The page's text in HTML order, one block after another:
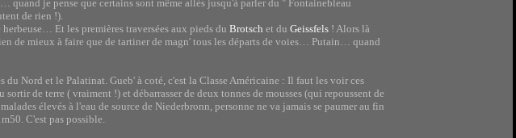
quand je pense que certains sont même allés jusqu'à parler du " Fontainebleau
de rien !).
Et les premières traversées aux pieds du Brotsch et du Geissfels ! Alors là
de mieux à faire que de tartiner de magn' tous les départs de voies… Putain… quand
du Nord et le Palatinat. Gueb' à coté, c'est la Classe Américaine : Il faut les voir ces
de terre ( vraiment !) et débarrasser de deux tonnes de mousses (qui repoussent de
élevés à l'eau de source de Niederbronn, personne ne va jamais se paumer au fin
C'est pas possible.